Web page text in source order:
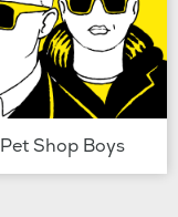
Pet Shop Boys